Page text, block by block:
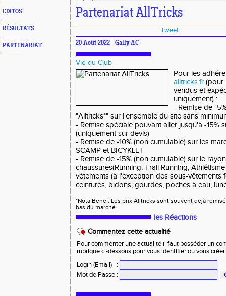
EDITOS
RÉSULTATS
PARTENARIAT
Partenariat AllTricks
Tweet
20 Août 2022 - Gally AC
Vie du Club
Pour les
alltricks.fr (pour
vendus et
uniquement) :
- Remise de -
"Alltricks*" sur l'ensemble du site sans
- Remise spéciale pouvant aller jusqu'à -15%
(uniquement sur devis)
- Remise de -10% (non cumulable) sur les
SCAMP et BICYKLET
- Remise de -15% (non cumulable) sur le
chaussures(Running, Trail Running,
vêtements (à l'exception des sous-vêtements
ceintures, bidons, gourdes, poches à eau,
*Nota Bene : Les prix Alltricks sont souvent déjà
bas du marché
les Réactions
Commentez cette actualité
Pour commenter une actualité il faut posséder un
rubrique ci-dessous pour vous identifier ou vous
Login (Email)
:
Mot de Passe :